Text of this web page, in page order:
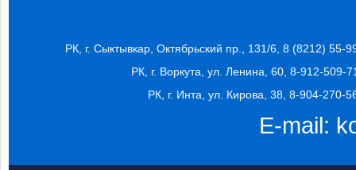
РК, г. Сыктывкар, Октябрьский пр., 131/6, 8 (8212) 55-
РК, г. Воркута, ул. Ленина, 60, 8-912-509-
РК, г. Инта, ул. Кирова, 38, 8-904-270-
E-mail: